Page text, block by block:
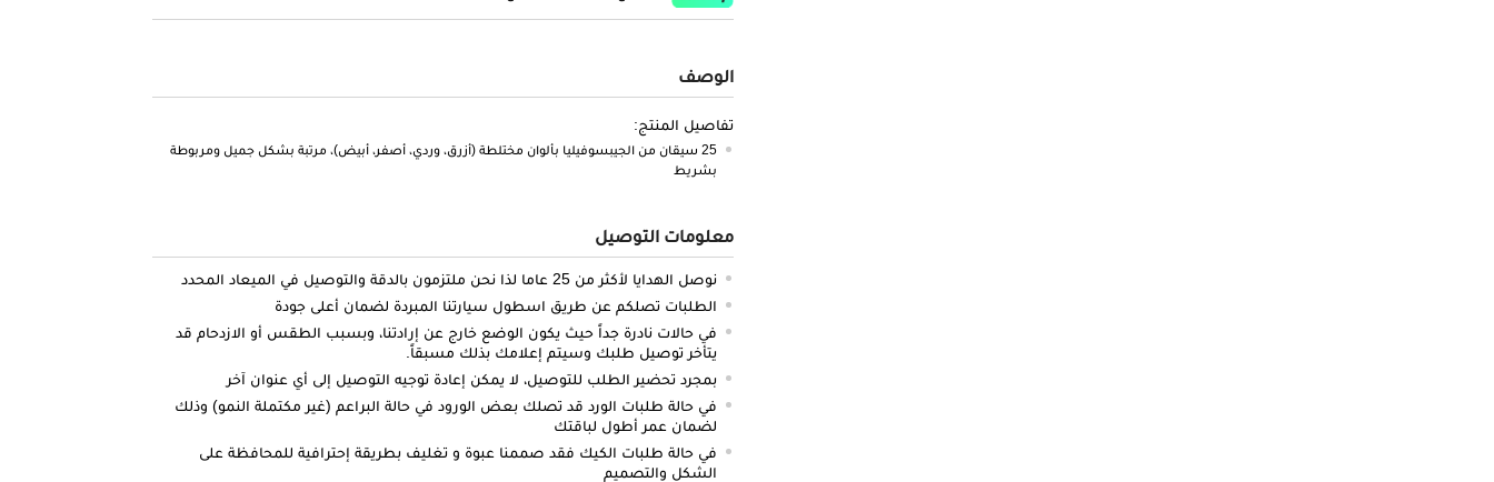
الوصف
تفاصيل المنتج:
25 سيقان من الجيبسوفيليا بألوان مختلطة (أزرق، وردي، أصفر، أبيض)، مرتبة بشكل جميل ومربوطة
بشريط
معلومات التوصيل
نوصل الهدايا لأكثر من 25 عاما لذا نحن ملتزمون بالدقة والتوصيل في الميعاد المحدد
الطلبات تصلكم عن طريق اسطول سيارتنا المبردة لضمان أعلى جودة
في حالات نادرة جداً حيث يكون الوضع خارج عن إرادتنا، وبسبب الطقس أو الازدحام قد
يتأخر توصيل طلبك وسيتم إعلامك بذلك مسبقاً.
بمجرد تحضير الطلب للتوصيل، لا يمكن إعادة توجيه التوصيل إلى أي عنوان آخر
في حالة طلبات الورد قد تصلك بعض الورود في حالة البراعم (غير مكتملة النمو) وذلك
لضمان عمر أطول لباقتك
في حالة طلبات الكيك فقد صممنا عبوة و تغليف بطريقة إحترافية للمحافظة على
الشكل والتصميم